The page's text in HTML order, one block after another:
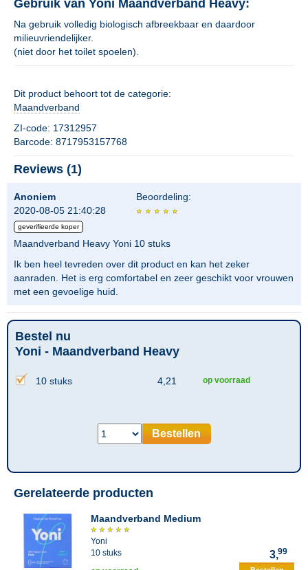
Gebruik van Yoni Maandverband Heavy:
Na gebruik volledig biologisch afbreekbaar en daardoor
milieuvriendelijker.
(niet door het toilet spoelen).
Dit product behoort tot de categorie:
Maandverband
ZI-code: 17312957
Barcode: 8717953157768
Reviews (1)
Anoniem
2020-08-05 21:40:28
geverifieerde koper
Beoordeling:
Maandverband Heavy Yoni 10 stuks
Ik ben heel tevreden over dit product en kan het zeker
aanraden. Het is erg comfortabel en zeer geschikt voor vrouwen
met een gevoelige huid.
Bestel nu
Yoni - Maandverband Heavy
10 stuks 4,21 op voorraad
Bestellen
Gerelateerde producten
Maandverband Medium
Yoni
10 stuks
3,99